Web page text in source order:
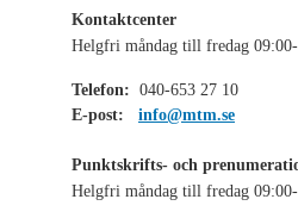
Kontaktcenter
Helgfri måndag till fredag
Telefon: 040-653 27 10
E-post:
info@mtm.se
Punktskrifts- och
Helgfri måndag till fredag